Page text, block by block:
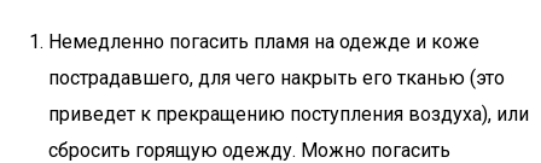
Немедленно погасить пламя на одежде и коже
пострадавшего, для чего накрыть его тканью (это
приведет к прекращению поступления воздуха), или
сбросить горящую одежду. Можно погасить